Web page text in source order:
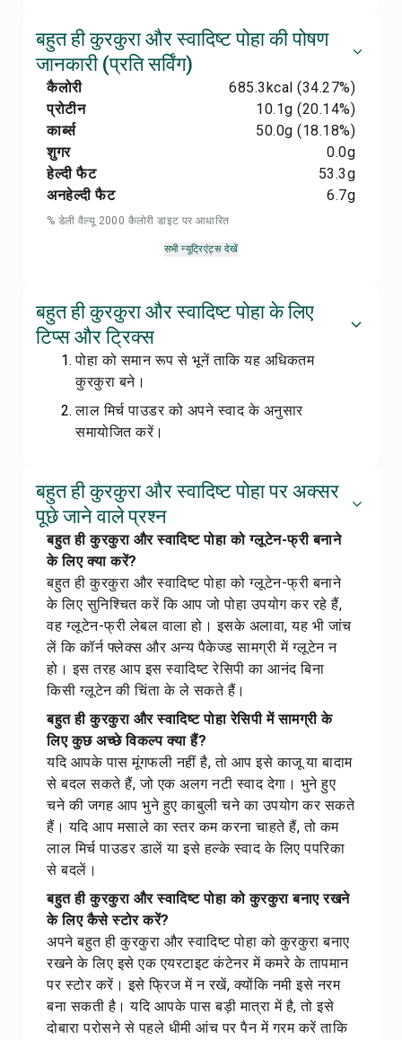
बहुत ही कुरकुरा और स्वादिष्ट पोहा की पोषण
जानकारी (प्रति सर्विंग)
कैलोरी 685.3kcal (34.27%)
प्रोटीन
10.1g (20.14%)
कार्ब्स
50.0g (18.18%)
शुगर
0.0g
हेल्दी फैट
53.3g
अनहेल्दी फैट
6.7g
% डेली वैल्यू 2000 कैलोरी डाइट पर आधारित
सभी न्यूट्रिएंट्स देखें
बहुत ही कुरकुरा और स्वादिष्ट पोहा के लिए
टिप्स और ट्रिक्स
पोहा को समान रूप से भूनें ताकि यह अधिकतम
कुरकुरा बने।
लाल मिर्च पाउडर को अपने स्वाद के अनुसार
समायोजित करें।
बहुत ही कुरकुरा और स्वादिष्ट पोहा पर अक्सर
पूछे जाने वाले प्रश्न
बहुत ही कुरकुरा और स्वादिष्ट पोहा को ग्लूटेन-फ्री बनाने
के लिए क्या करें?
बहुत ही कुरकुरा और स्वादिष्ट पोहा को ग्लूटेन-फ्री बनाने
के लिए सुनिश्चित करें कि आप जो पोहा उपयोग कर रहे हैं,
वह ग्लूटेन-फ्री लेबल वाला हो। इसके अलावा, यह भी जांच
लें कि कॉर्न फ्लेक्स और अन्य पैकेज्ड सामग्री में ग्लूटेन न
हो। इस तरह आप इस स्वादिष्ट रेसिपी का आनंद बिना
किसी ग्लूटेन की चिंता के ले सकते हैं।
बहुत ही कुरकुरा और स्वादिष्ट पोहा रेसिपी में सामग्री के
लिए कुछ अच्छे विकल्प क्या हैं?
यदि आपके पास मूंगफली नहीं है, तो आप इसे काजू या बादाम
से बदल सकते हैं, जो एक अलग नटी स्वाद देगा। भुने हुए
चने की जगह आप भुने हुए काबुली चने का उपयोग कर सकते
हैं। यदि आप मसाले का स्तर कम करना चाहते हैं, तो कम
लाल मिर्च पाउडर डालें या इसे हल्के स्वाद के लिए पपरिका
से बदलें।
बहुत ही कुरकुरा और स्वादिष्ट पोहा को कुरकुरा बनाए रखने
के लिए कैसे स्टोर करें?
अपने बहुत ही कुरकुरा और स्वादिष्ट पोहा को कुरकुरा बनाए
रखने के लिए इसे एक एयरटाइट कंटेनर में कमरे के तापमान
पर स्टोर करें। इसे फ्रिज में न रखें, क्योंकि नमी इसे नरम
बना सकती है। यदि आपके पास बड़ी मात्रा में है, तो इसे
दोबारा परोसने से पहले धीमी आंच पर पैन में गरम करें ताकि